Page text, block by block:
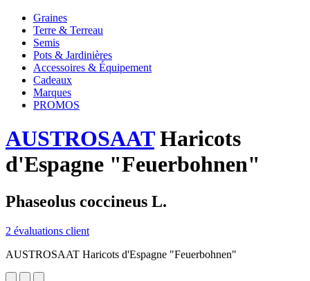
Graines
Terre & Terreau
Semis
Pots & Jardinières
Accessoires & Équipement
Cadeaux
Marques
PROMOS
AUSTROSAATHaricots
d'Espagne "Feuerbohnen"
Phaseolus coccineus L.
2 évaluations client
AUSTROSAAT Haricots d'Espagne "Feuerbohnen"